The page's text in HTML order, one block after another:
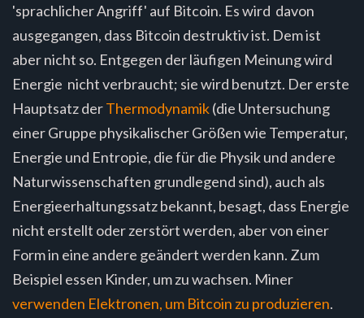
'sprachlicher Angriff' auf Bitcoin. Es wird davon
ausgegangen, dass Bitcoin destruktiv ist. Dem ist
aber nicht so. Entgegen der läufigen Meinung wird
Energie nicht verbraucht; sie wird benutzt. Der erste
Hauptsatz derThermodynamik(die Untersuchung
einer Gruppe physikalischer Größen wie Temperatur,
Energie und Entropie, die für die Physik und andere
Naturwissenschaften grundlegend sind), auch als
Energieerhaltungssatz bekannt, besagt, dass Energie
nicht erstellt oder zerstört werden, aber von einer
Form in eine andere geändert werden kann. Zum
Beispiel essen Kinder, um zu wachsen. Miner
verwenden Elektronen, um Bitcoin zu produzieren.